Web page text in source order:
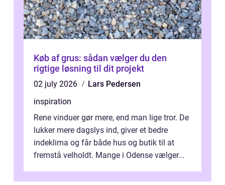
Køb af grus: sådan vælger du den
rigtige løsning til dit projekt
02 july 2026
Lars Pedersen
inspiration
Rene vinduer gør mere, end man lige tror. De
lukker mere dagslys ind, giver et bedre
indeklima og får både hus og butik til at
fremstå velholdt. Mange i Odense vælger